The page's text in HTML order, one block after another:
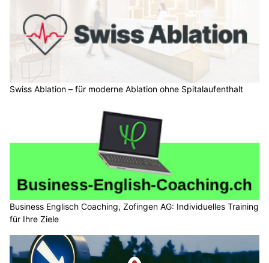
Swiss Ablation – für moderne Ablation ohne Spitalaufenthalt
Business Englisch Coaching, Zofingen AG: Individuelles Training
für Ihre Ziele